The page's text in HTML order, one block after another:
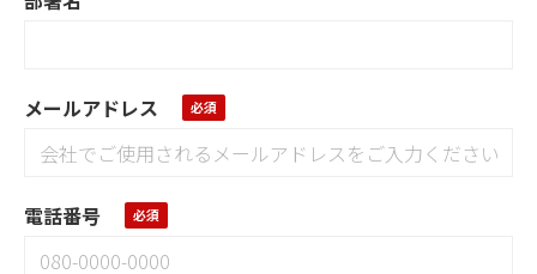
メールアドレス
電話番号